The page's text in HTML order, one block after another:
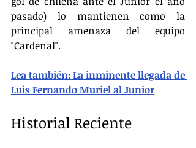
pasado) lo mantienen como la
principal amenaza del equipo
"Cardenal".
Lea también: La inminente llegada de
Luis Fernando Muriel al Junior
Historial Reciente